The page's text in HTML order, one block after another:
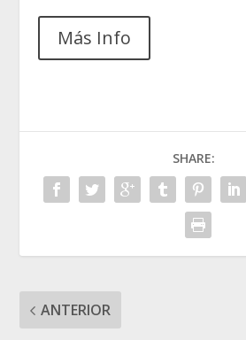
Más Info
SHARE:
ANTERIOR